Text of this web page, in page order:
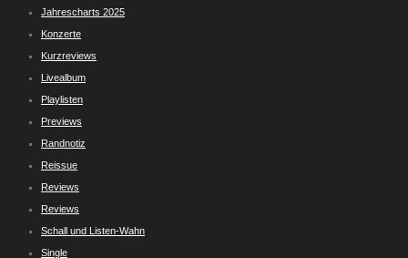
Jahrescharts 2025
Konzerte
Kurzreviews
Livealbum
Playlisten
Previews
Randnotiz
Reissue
Reviews
Reviews
Schall und Listen-Wahn
Single